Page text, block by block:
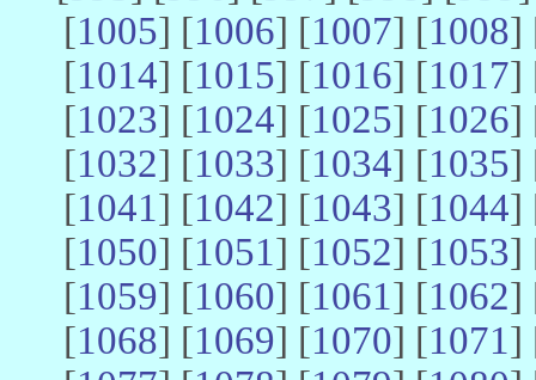
[1005] [1006] [1007] [1008]
[1014] [1015] [1016] [1017]
[1023] [1024] [1025] [1026]
[1032] [1033] [1034] [1035]
[1041] [1042] [1043] [1044]
[1050] [1051] [1052] [1053]
[1059] [1060] [1061] [1062]
[1068] [1069] [1070] [1071]